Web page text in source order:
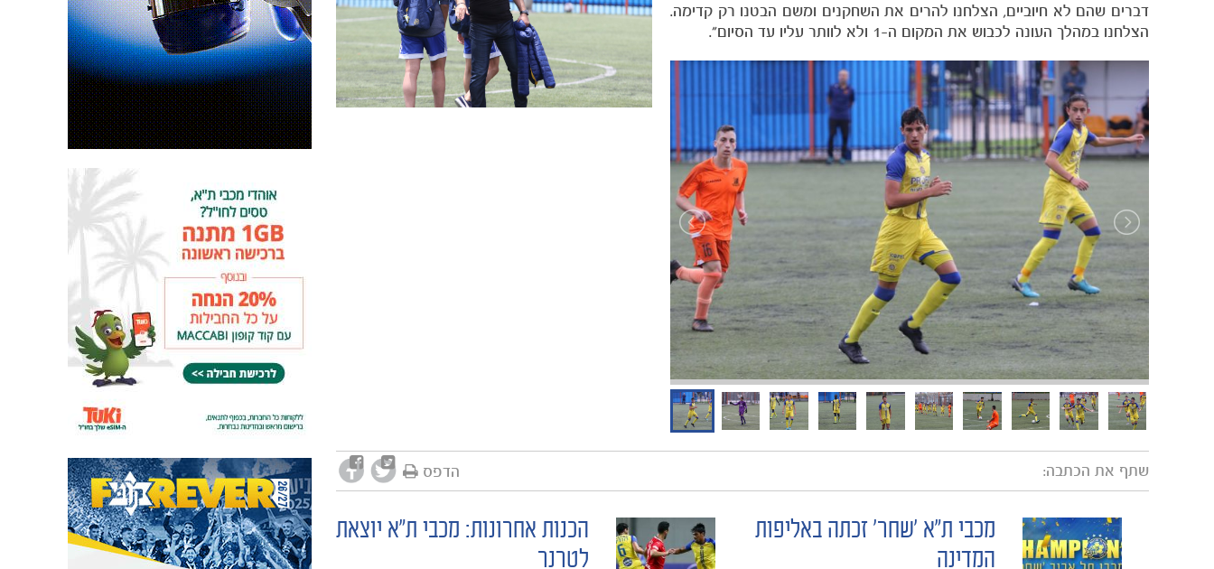
דברים שהם לא חיוביים, הצלחנו להרים את השחקנים ומשם הבטנו רק קדימה.
הצלחנו במהלך העונה לכבוש את המקום ה-1 ולא לוותר עליו עד הסיום״.
שתף את הכתבה: הדפס
POST
הכנות אחרונות: מכבי ת"א יוצאת
לטרנר
מכבי ת"א 'שחר' זכתה באליפות
המדינה